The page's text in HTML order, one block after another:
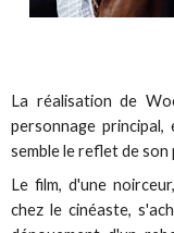
La réalisation de
personnage
semble le reflet de
Le film, d'une
chez le cinéaste,